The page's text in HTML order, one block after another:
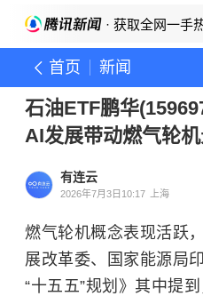
· 获取全网一手
首页 新闻
石油ETF鹏华
AI发展带动燃气轮
有连云
2026年7月3日10:17 上海
燃气轮机概念表现活跃
展改革委、国家能源局
“十五五”规划》其中提